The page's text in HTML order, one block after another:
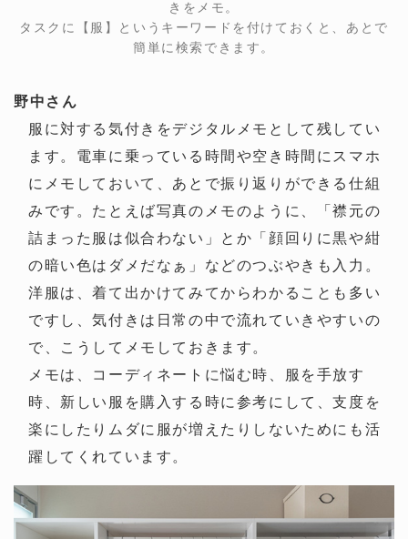
きをメモ。
タスクに【服】というキーワードを付けておくと、あとで
簡単に検索できます。
野中さん
服に対する気付きをデジタルメモとして残してい
ます。電車に乗っている時間や空き時間にスマホ
にメモしておいて、あとで振り返りができる仕組
みです。たとえば写真のメモのように、「襟元の
詰まった服は似合わない」とか「顔回りに黒や紺
の暗い色はダメだなぁ」などのつぶやきも入力。
洋服は、着て出かけてみてからわかることも多い
ですし、気付きは日常の中で流れていきやすいの
で、こうしてメモしておきます。
メモは、コーディネートに悩む時、服を手放す
時、新しい服を購入する時に参考にして、支度を
楽にしたりムダに服が増えたりしないためにも活
躍してくれています。